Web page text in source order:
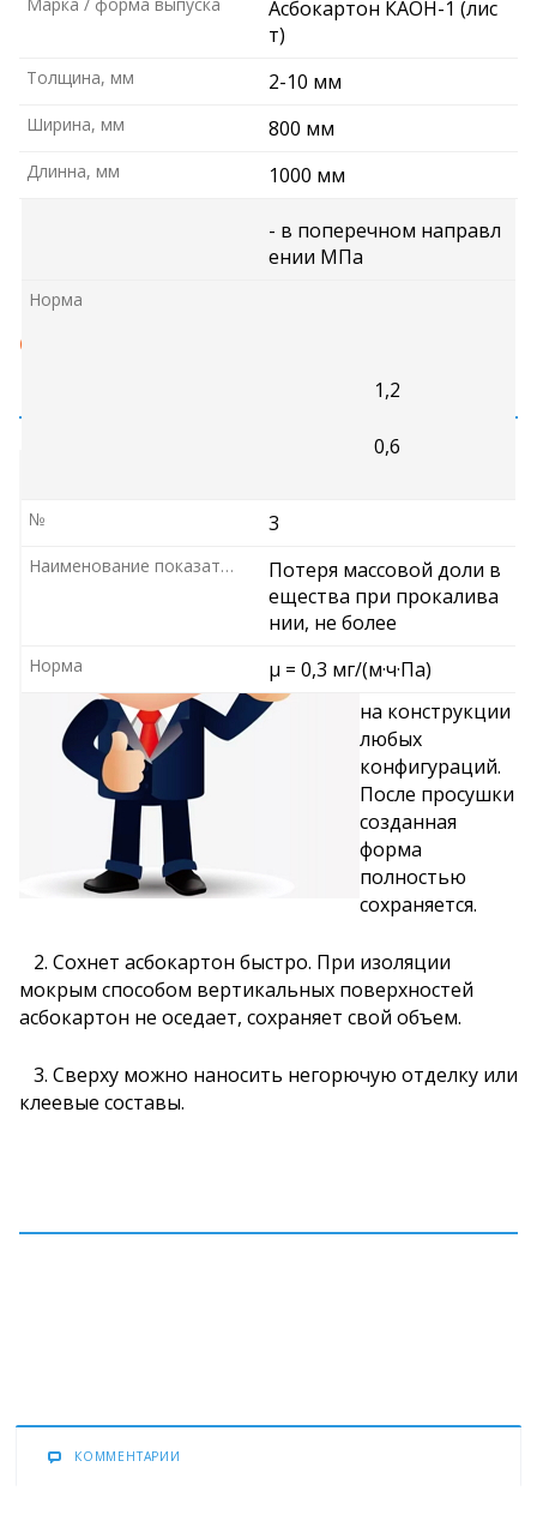
астяжении, не менее
ении МПа
- в поперечном направл
ении МПа
1,2
0,6
Норма
3
№
Потеря массовой доли в
ещества при прокалива
нии, не более
Наименование показателя
μ = 0,3 мг/(м·ч·Па)
Норма
Асбокартон КАОН-1 (лис
т)
2-10 мм
Толщина, мм
800 мм
Ширина, мм
1000 мм
Длинна, мм
СОВЕТЫ ПО МОНТАЖУ:
1. Перед
замачивают,
чтобы он стал
очень
эластичным и
плотно ложился
на конструкции
любых
конфигураций.
После просушки
созданная
форма
полностью
сохраняется.
2. Сохнет асбокартон быстро. При изоляции
мокрым способом вертикальных поверхностей
асбокартон не оседает, сохраняет свой объем.
3. Сверху можно наносить негорючую отделку или
клеевые составы.
КОММЕНТАРИИ